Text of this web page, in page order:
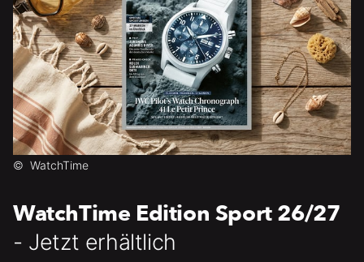
© WatchTime
WatchTime Edition Sport 26/27
- Jetzt erhältlich